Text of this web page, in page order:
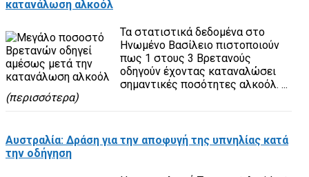
κατανάλωση αλκοόλ
Τα στατιστικά δεδομένα στο
Ηνωμένο Βασίλειο πιστοποιούν
πως 1 στους 3 Βρετανούς
οδηγούν έχοντας καταναλώσει
σημαντικές ποσότητες αλκοόλ. ...
(περισσότερα)
Αυστραλία: Δράση για την αποφυγή της υπνηλίας κατά
την οδήγηση